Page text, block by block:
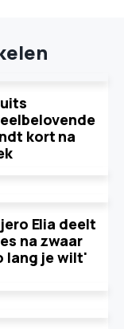
kort na
Elia deelt
na zwaar
lang je wilt'